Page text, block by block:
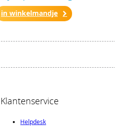
in winkelmandje
Klantenservice
Helpdesk